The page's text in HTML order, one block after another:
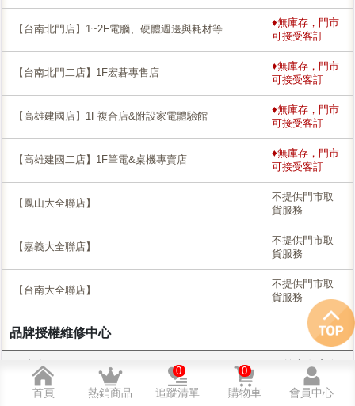
【台南北門店】1~2F電腦、硬體週邊與耗材等
♦無庫存，門市
可接受客訂
【台南北門二店】1F宏碁專售店
♦無庫存，門市
可接受客訂
【高雄建國店】1F複合店&附設家電體驗館
♦無庫存，門市
可接受客訂
【高雄建國二店】1F筆電&桌機專賣店
♦無庫存，門市
可接受客訂
【鳳山大全聯店】
不提供門市取
貨服務
【嘉義大全聯店】
不提供門市取
貨服務
【台南大全聯店】
不提供門市取
貨服務
品牌授權維修中心
門市名稱 目前尚有庫存
【新竹NOVA】服務中心（宏碁授權+Brother印表機
不提供門市取
首頁 熱銷商品 追蹤清單
0
購物車
0
會員中心